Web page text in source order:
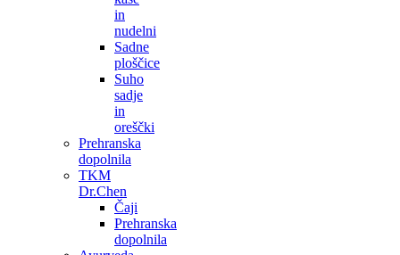
in
nudelni
Sadne
ploščice
Suho
sadje
in
oreščki
Prehranska
dopolnila
TKM
Dr.Chen
Čaji
Prehranska
dopolnila